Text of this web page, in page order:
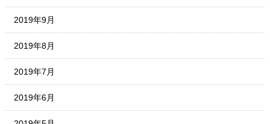
2019年9月
2019年8月
2019年7月
2019年6月